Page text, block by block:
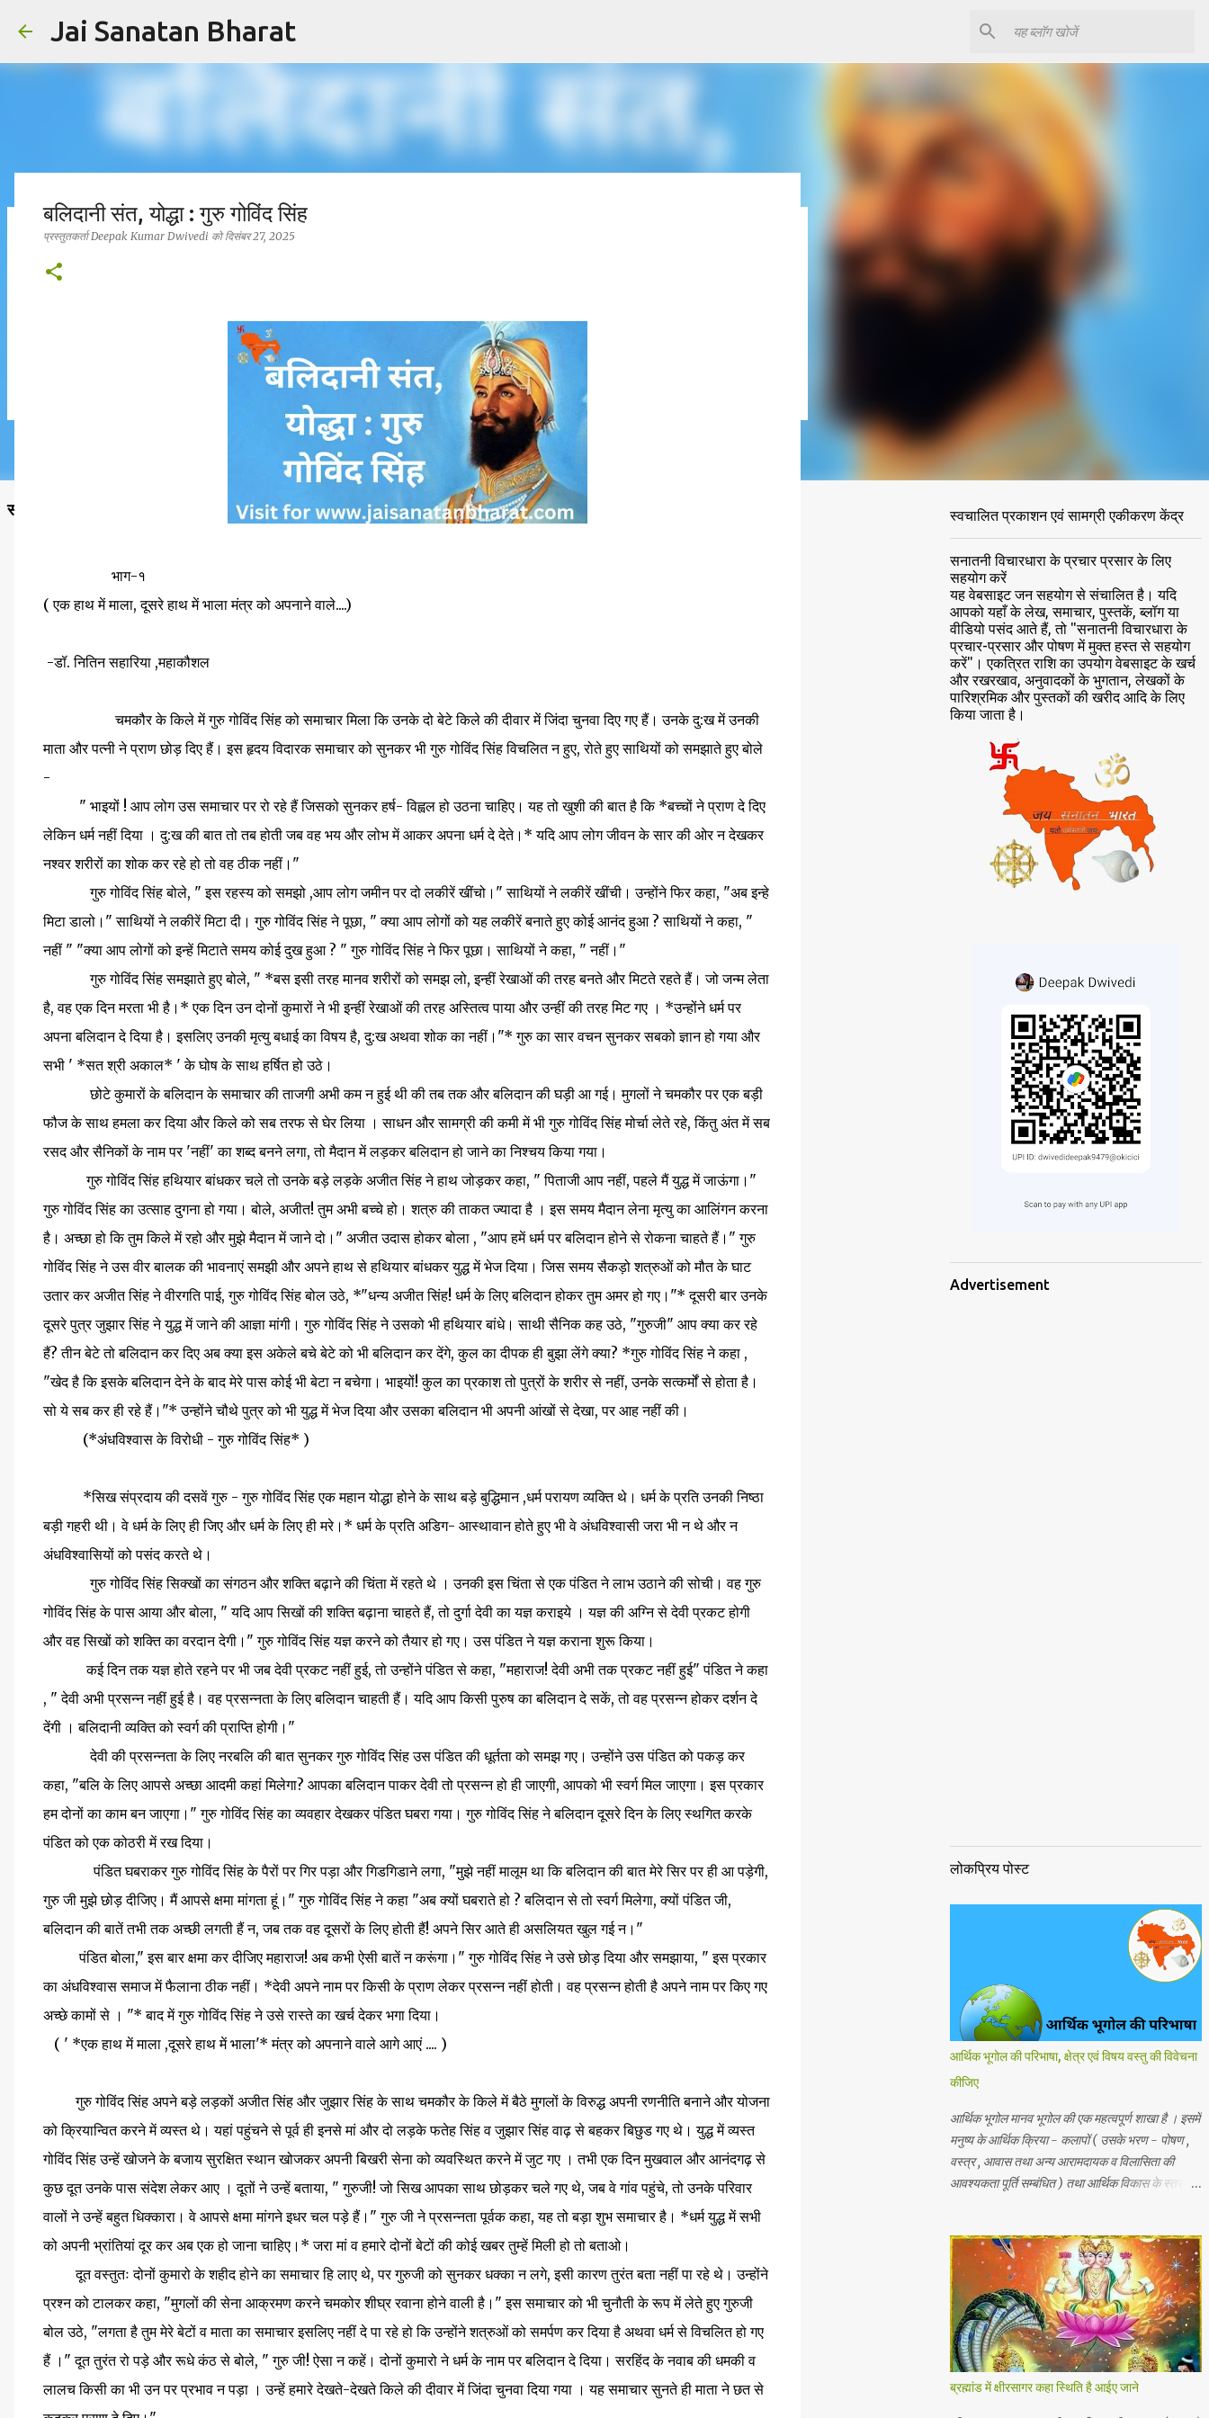
Jai Sanatan Bharat
सनातन विचार ही वह प्रकाश है, जहाँ से जीवन, धर्म और कर्तव्य—तीनों का सत्य प्रकट होता है।
हिंदू होने का अर्थ : नर से नारायण बनने की यात्रा
प्रस्तुतकर्ता
बलिदानी संत, योद्धा : गुरु गोविंद सिंह
प्रस्तुतकर्ताDeepak Kumar Dwivedi कोदिसंबर 27, 2025
भाग-१
( एक हाथ में माला, दूसरे हाथ में भाला मंत्र को अपनाने वाले....)
-डॉ. नितिन सहारिया ,महाकौशल
चमकौर के किले में गुरु गोविंद सिंह को समाचार मिला कि उनके दो बेटे किले की दीवार में जिंदा चुनवा दिए गए हैं। उनके दु:ख में उनकी
माता और पत्नी ने प्राण छोड़ दिए हैं। इस हृदय विदारक समाचार को सुनकर भी गुरु गोविंद सिंह विचलित न हुए, रोते हुए साथियों को समझाते हुए बोले
-
" भाइयों ! आप लोग उस समाचार पर रो रहे हैं जिसको सुनकर हर्ष- विह्वल हो उठना चाहिए। यह तो खुशी की बात है कि *बच्चों ने प्राण दे दिए
लेकिन धर्म नहीं दिया । दु:ख की बात तो तब होती जब वह भय और लोभ में आकर अपना धर्म दे देते।* यदि आप लोग जीवन के सार की ओर न देखकर
नश्वर शरीरों का शोक कर रहे हो तो वह ठीक नहीं।"
गुरु गोविंद सिंह बोले, " इस रहस्य को समझो ,आप लोग जमीन पर दो लकीरें खींचो।" साथियों ने लकीरें खींची। उन्होंने फिर कहा, "अब इन्हे
मिटा डालो।" साथियों ने लकीरें मिटा दी। गुरु गोविंद सिंह ने पूछा, " क्या आप लोगों को यह लकीरें बनाते हुए कोई आनंद हुआ ? साथियों ने कहा, "
नहीं " "क्या आप लोगों को इन्हें मिटाते समय कोई दुख हुआ ? " गुरु गोविंद सिंह ने फिर पूछा। साथियों ने कहा, " नहीं।"
गुरु गोविंद सिंह समझाते हुए बोले, " *बस इसी तरह मानव शरीरों को समझ लो, इन्हीं रेखाओं की तरह बनते और मिटते रहते हैं। जो जन्म लेता
है, वह एक दिन मरता भी है।* एक दिन उन दोनों कुमारों ने भी इन्हीं रेखाओं की तरह अस्तित्व पाया और उन्हीं की तरह मिट गए । *उन्होंने धर्म पर
अपना बलिदान दे दिया है। इसलिए उनकी मृत्यु बधाई का विषय है, दु:ख अथवा शोक का नहीं।"* गुरु का सार वचन सुनकर सबको ज्ञान हो गया और
सभी ' *सत श्री अकाल* ' के घोष के साथ हर्षित हो उठे।
छोटे कुमारों के बलिदान के समाचार की ताजगी अभी कम न हुई थी की तब तक और बलिदान की घड़ी आ गई। मुगलों ने चमकौर पर एक बड़ी
फौज के साथ हमला कर दिया और किले को सब तरफ से घेर लिया । साधन और सामग्री की कमी में भी गुरु गोविंद सिंह मोर्चा लेते रहे, किंतु अंत में सब
रसद और सैनिकों के नाम पर 'नहीं' का शब्द बनने लगा, तो मैदान में लड़कर बलिदान हो जाने का निश्चय किया गया।
गुरु गोविंद सिंह हथियार बांधकर चले तो उनके बड़े लड़के अजीत सिंह ने हाथ जोड़कर कहा, " पिताजी आप नहीं, पहले मैं युद्ध में जाऊंगा।"
गुरु गोविंद सिंह का उत्साह दुगना हो गया। बोले, अजीत! तुम अभी बच्चे हो। शत्रु की ताकत ज्यादा है । इस समय मैदान लेना मृत्यु का आलिंगन करना
है। अच्छा हो कि तुम किले में रहो और मुझे मैदान में जाने दो।" अजीत उदास होकर बोला , "आप हमें धर्म पर बलिदान होने से रोकना चाहते हैं।" गुरु
गोविंद सिंह ने उस वीर बालक की भावनाएं समझी और अपने हाथ से हथियार बांधकर युद्ध में भेज दिया। जिस समय सैकड़ो शत्रुओं को मौत के घाट
उतार कर अजीत सिंह ने वीरगति पाई, गुरु गोविंद सिंह बोल उठे, *"धन्य अजीत सिंह! धर्म के लिए बलिदान होकर तुम अमर हो गए।"* दूसरी बार उनके
दूसरे पुत्र जुझार सिंह ने युद्ध में जाने की आज्ञा मांगी। गुरु गोविंद सिंह ने उसको भी हथियार बांधे। साथी सैनिक कह उठे, "गुरुजी" आप क्या कर रहे
हैं? तीन बेटे तो बलिदान कर दिए अब क्या इस अकेले बचे बेटे को भी बलिदान कर देंगे, कुल का दीपक ही बुझा लेंगे क्या? *गुरु गोविंद सिंह ने कहा ,
"खेद है कि इसके बलिदान देने के बाद मेरे पास कोई भी बेटा न बचेगा। भाइयों! कुल का प्रकाश तो पुत्रों के शरीर से नहीं, उनके सत्कर्मों से होता है।
सो ये सब कर ही रहे हैं।"* उन्होंने चौथे पुत्र को भी युद्ध में भेज दिया और उसका बलिदान भी अपनी आंखों से देखा, पर आह नहीं की।
(*अंधविश्वास के विरोधी - गुरु गोविंद सिंह* )
*सिख संप्रदाय की दसवें गुरु - गुरु गोविंद सिंह एक महान योद्धा होने के साथ बड़े बुद्धिमान ,धर्म परायण व्यक्ति थे। धर्म के प्रति उनकी निष्ठा
बड़ी गहरी थी। वे धर्म के लिए ही जिए और धर्म के लिए ही मरे।* धर्म के प्रति अडिग- आस्थावान होते हुए भी वे अंधविश्वासी जरा भी न थे और न
अंधविश्वासियों को पसंद करते थे।
गुरु गोविंद सिंह सिक्खों का संगठन और शक्ति बढ़ाने की चिंता में रहते थे । उनकी इस चिंता से एक पंडित ने लाभ उठाने की सोची। वह गुरु
गोविंद सिंह के पास आया और बोला, " यदि आप सिखों की शक्ति बढ़ाना चाहते हैं, तो दुर्गा देवी का यज्ञ कराइये । यज्ञ की अग्नि से देवी प्रकट होगी
और वह सिखों को शक्ति का वरदान देगी।" गुरु गोविंद सिंह यज्ञ करने को तैयार हो गए। उस पंडित ने यज्ञ कराना शुरू किया।
कई दिन तक यज्ञ होते रहने पर भी जब देवी प्रकट नहीं हुई, तो उन्होंने पंडित से कहा, "महाराज! देवी अभी तक प्रकट नहीं हुई" पंडित ने कहा
, " देवी अभी प्रसन्न नहीं हुई है। वह प्रसन्नता के लिए बलिदान चाहती हैं। यदि आप किसी पुरुष का बलिदान दे सकें, तो वह प्रसन्न होकर दर्शन दे
देंगी । बलिदानी व्यक्ति को स्वर्ग की प्राप्ति होगी।"
देवी की प्रसन्नता के लिए नरबलि की बात सुनकर गुरु गोविंद सिंह उस पंडित की धूर्तता को समझ गए। उन्होंने उस पंडित को पकड़ कर
कहा, "बलि के लिए आपसे अच्छा आदमी कहां मिलेगा? आपका बलिदान पाकर देवी तो प्रसन्न हो ही जाएगी, आपको भी स्वर्ग मिल जाएगा। इस प्रकार
हम दोनों का काम बन जाएगा।" गुरु गोविंद सिंह का व्यवहार देखकर पंडित घबरा गया। गुरु गोविंद सिंह ने बलिदान दूसरे दिन के लिए स्थगित करके
पंडित को एक कोठरी में रख दिया।
पंडित घबराकर गुरु गोविंद सिंह के पैरों पर गिर पड़ा और गिडगिडाने लगा, "मुझे नहीं मालूम था कि बलिदान की बात मेरे सिर पर ही आ पड़ेगी,
गुरु जी मुझे छोड़ दीजिए। मैं आपसे क्षमा मांगता हूं।" गुरु गोविंद सिंह ने कहा "अब क्यों घबराते हो ? बलिदान से तो स्वर्ग मिलेगा, क्यों पंडित जी,
बलिदान की बातें तभी तक अच्छी लगती हैं न, जब तक वह दूसरों के लिए होती हैं! अपने सिर आते ही असलियत खुल गई न।"
पंडित बोला," इस बार क्षमा कर दीजिए महाराज! अब कभी ऐसी बातें न करूंगा।" गुरु गोविंद सिंह ने उसे छोड़ दिया और समझाया, " इस प्रकार
का अंधविश्वास समाज में फैलाना ठीक नहीं। *देवी अपने नाम पर किसी के प्राण लेकर प्रसन्न नहीं होती। वह प्रसन्न होती है अपने नाम पर किए गए
अच्छे कामों से । "* बाद में गुरु गोविंद सिंह ने उसे रास्ते का खर्च देकर भगा दिया।
( ' *एक हाथ में माला ,दूसरे हाथ में भाला'* मंत्र को अपनाने वाले आगे आएं .... )
गुरु गोविंद सिंह अपने बड़े लड़कों अजीत सिंह और जुझार सिंह के साथ चमकौर के किले में बैठे मुगलों के विरुद्ध अपनी रणनीति बनाने और योजना
को क्रियान्वित करने में व्यस्त थे। यहां पहुंचने से पूर्व ही इनसे मां और दो लड़के फतेह सिंह व जुझार सिंह वाढ़ से बहकर बिछुड गए थे। युद्ध में व्यस्त
गोविंद सिंह उन्हें खोजने के बजाय सुरक्षित स्थान खोजकर अपनी बिखरी सेना को व्यवस्थित करने में जुट गए । तभी एक दिन मुखवाल और आनंदगढ़ से
कुछ दूत उनके पास संदेश लेकर आए । दूतों ने उन्हें बताया, " गुरुजी! जो सिख आपका साथ छोड़कर चले गए थे, जब वे गांव पहुंचे, तो उनके परिवार
वालों ने उन्हें बहुत धिक्कारा। वे आपसे क्षमा मांगने इधर चल पड़े हैं।" गुरु जी ने प्रसन्नता पूर्वक कहा, यह तो बड़ा शुभ समाचार है। *धर्म युद्ध में सभी
को अपनी भ्रांतियां दूर कर अब एक हो जाना चाहिए।* जरा मां व हमारे दोनों बेटों की कोई खबर तुम्हें मिली हो तो बताओ।
दूत वस्तुतः दोनों कुमारो के शहीद होने का समाचार हि लाए थे, पर गुरुजी को सुनकर धक्का न लगे, इसी कारण तुरंत बता नहीं पा रहे थे। उन्होंने
प्रश्न को टालकर कहा, "मुगलों की सेना आक्रमण करने चमकोर शीघ्र रवाना होने वाली है।" इस समाचार को भी चुनौती के रूप में लेते हुए गुरुजी
बोल उठे, "लगता है तुम मेरे बेटों व माता का समाचार इसलिए नहीं दे पा रहे हो कि उन्होंने शत्रुओं को समर्पण कर दिया है अथवा धर्म से विचलित हो गए
हैं ।" दूत तुरंत रो पड़े और रूधे कंठ से बोले, " गुरु जी! ऐसा न कहें। दोनों कुमारो ने धर्म के नाम पर बलिदान दे दिया। सरहिंद के नवाब की धमकी व
लालच किसी का भी उन पर प्रभाव न पड़ा । उन्हें हमारे देखते-देखते किले की दीवार में जिंदा चुनवा दिया गया । यह समाचार सुनते ही माता ने छत से
स्वचालित प्रकाशन एवं सामग्री एकीकरण केंद्र
सनातनी विचारधारा के प्रचार प्रसार के लिए
सहयोग करें
यह वेबसाइट जन सहयोग से संचालित है। यदि
आपको यहाँ के लेख, समाचार, पुस्तकें, ब्लॉग या
वीडियो पसंद आते हैं, तो "सनातनी विचारधारा के
प्रचार-प्रसार और पोषण में मुक्त हस्त से सहयोग
करें"। एकत्रित राशि का उपयोग वेबसाइट के खर्च
और रखरखाव, अनुवादकों के भुगतान, लेखकों के
पारिश्रमिक और पुस्तकों की खरीद आदि के लिए
किया जाता है।
Advertisement
लोकप्रिय पोस्ट
आर्थिक भूगोल की परिभाषा, क्षेत्र एवं विषय वस्तु की विवेचना
कीजिए
आर्थिक भूगोल मानव भूगोल की एक महत्वपूर्ण शाखा है । इसमें
मनुष्य के आर्थिक क्रिया - कलापों ( उसके भरण - पोषण ,
वस्त्र , आवास तथा अन्य आरामदायक व विलासिता की
आवश्यकता पूर्ति सम्बंधित ) तथा आर्थिक विकास के स्तर का
भिन्नता होती है, अतः इनका पारस्परिक सम्बन्ध भी भिन्न होता
है, जिसके आर्थिक भूगोल के अंतर्गत इन्ही क्षेत्रीय आर्थिक
भिन्नताओ का अध्ययन किया जाता है। आर्थिक भूगोल की
कुछ विद्वानों ने निम्नलिखित प्रमुख परिभाषाएं दी है। 1.प्रो .
ब्राउन के शब्दों में - आर्थिक भूगोल की वह शाखा है जिसमें
प्राकृतिक वातावरण ( जड़ और चेतन ) के मनुष्य की आर्थिक
क्रियाओं पर पड़ने वाले प्रभावों का अध्ययन होता है। 2.
रूरबैक के शब्दों में - "आर्थिक भूगोल एक क्षेत्र के आर्थिक
ब्रह्मांड में क्षीरसागर कहा स्थिति है आईए जाने